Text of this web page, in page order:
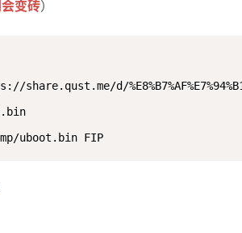
变砖）
d/
uboot.bin FIP